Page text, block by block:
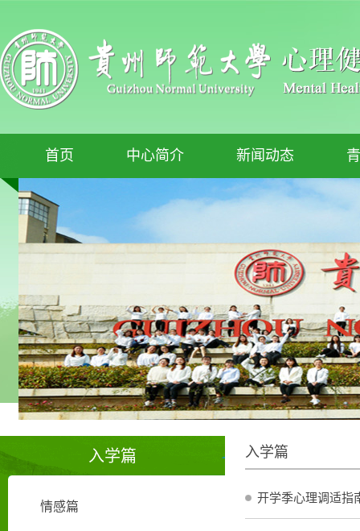
首页 中心简介 新闻动态
入学篇
情感篇
入学篇
开学季心理调适指